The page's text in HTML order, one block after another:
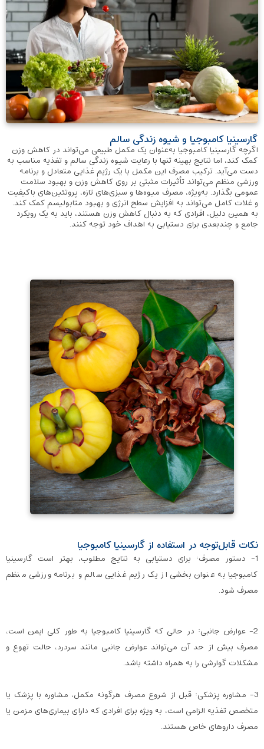
گارسینیا کامبوجیا و شیوه زندگی سالم
اگرچه گارسینیا کامبوجیا به‌عنوان یک مکمل طبیعی می‌تواند در کاهش وزن
کمک کند، اما نتایج بهینه تنها با رعایت شیوه زندگی سالم و تغذیه مناسب به
دست می‌آید. ترکیب مصرف این مکمل با یک رژیم غذایی متعادل و برنامه
ورزشی منظم می‌تواند تأثیرات مثبتی بر روی کاهش وزن و بهبود سلامت
عمومی بگذارد. به‌ویژه، مصرف میوه‌ها و سبزی‌های تازه، پروتئین‌های باکیفیت
و غلات کامل می‌تواند به افزایش سطح انرژی و بهبود متابولیسم کمک کند.
به همین دلیل، افرادی که به دنبال کاهش وزن هستند، باید به یک رویکرد
جامع و چندبعدی برای دستیابی به اهداف خود توجه کنند.
نکات قابل‌توجه در استفاده از گارسینیا کامبوجیا
1- دستور مصرف: برای دستیابی به نتایج مطلوب، بهتر است گارسینیا
کامبوجیا به عنوان بخشی از یک رژیم غذایی سالم و برنامه ورزشی منظم
مصرف شود.
2- عوارض جانبی: در حالی که گارسینیا کامبوجیا به طور کلی ایمن است،
مصرف بیش از حد آن می‌تواند عوارض جانبی مانند سردرد، حالت تهوع و
مشکلات گوارشی را به همراه داشته باشد.
3- مشاوره پزشکی: قبل از شروع مصرف هرگونه مکمل، مشاوره با پزشک یا
متخصص تغذیه الزامی است، به ویژه برای افرادی که دارای بیماری‌های مزمن یا
مصرف داروهای خاص هستند.